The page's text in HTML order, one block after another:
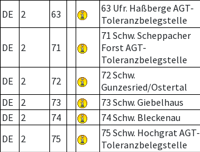
DE 2 63
63 Ufr. Haßberge AGT-
Toleranzbelegstelle
DE 2 71
71 Schw. Scheppacher
Forst AGT-
Toleranzbelegstelle
DE 2 72
72 Schw.
Gunzesried/Ostertal
DE
2 73 73 Schw. Giebelhaus
DE
2 74 74 Schw. Bleckenau
DE
2 75
75 Schw. Hochgrat AGT-
Toleranzbelegstelle